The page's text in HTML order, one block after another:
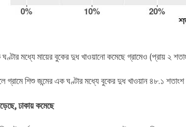
মধ্যে মায়ের বুকের দুধ খাওয়ানো কমেছে গ্রামেও (প্রায় ২
গ্রামে শিশু জন্মের এক ঘণ্টার মধ্যে বুকের দুধ খাওয়ান ৪৮.১
ঢাকায় কমেছে